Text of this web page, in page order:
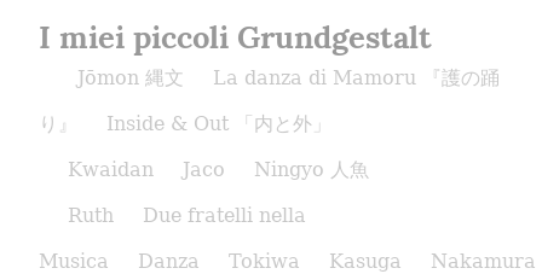
I miei piccoli Grundgestalt
Jōmon 縄文
La danza di Mamoru 『護の踊
り』
Inside & Out 「内と外」
Kwaidan
Jaco
Ningyo 人魚
Ruth
Due fratelli nella
Musica
Danza Tokiwa Kasuga
Nakamura